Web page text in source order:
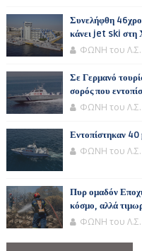
Συνελήφθη
κάνει jet ski στη
ΦΩΝΗ του Λ.Σ.
Σε Γερμανό
σορός που
ΦΩΝΗ του Λ.Σ.
Εντοπίστηκαν 40
ΦΩΝΗ του Λ.Σ.
Πυρ ομαδόν
κόσμο, αλλά
ΦΩΝΗ του Λ.Σ.